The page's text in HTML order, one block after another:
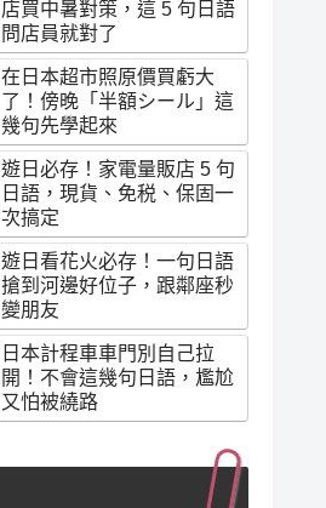
店買中暑對策，這 5 句日語
問店員就對了
在日本超市照原價買虧大
了！傍晚「半額シール」這
幾句先學起來
遊日必存！家電量販店 5 句
日語，現貨、免税、保固一
次搞定
遊日看花火必存！一句日語
搶到河邊好位子，跟鄰座秒
變朋友
日本計程車車門別自己拉
開！不會這幾句日語，尷尬
又怕被繞路